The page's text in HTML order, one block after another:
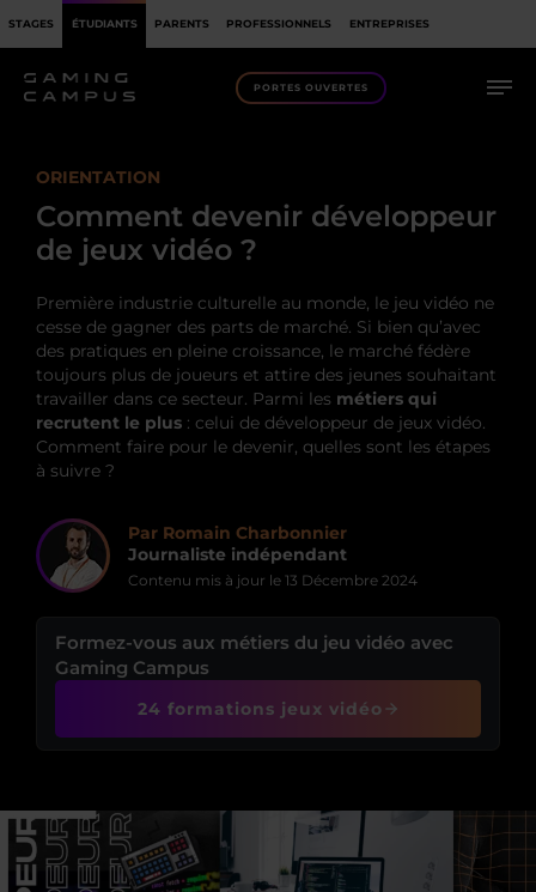
STAGES ÉTUDIANTS PARENTS PROFESSIONNELS ENTREPRISES
PORTES OUVERTES
ORIENTATION
Comment devenir développeur
de jeux vidéo ?
Première industrie culturelle au monde, le jeu vidéo ne
cesse de gagner des parts de marché. Si bien qu’avec
des pratiques en pleine croissance, le marché fédère
toujours plus de joueurs et attire des jeunes souhaitant
travailler dans ce secteur. Parmi les métiers qui
recrutent le plus : celui de développeur de jeux vidéo.
Comment faire pour le devenir, quelles sont les étapes
à suivre ?
Par Romain Charbonnier
Journaliste indépendant
Contenu mis à jour le 13 Décembre 2024
Formez-vous aux métiers du jeu vidéo avec
Gaming Campus
24 formations jeux vidéo